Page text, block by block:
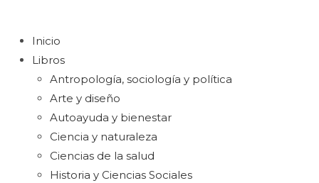
Inicio
Libros
Antropología, sociología y política
Arte y diseño
Autoayuda y bienestar
Ciencia y naturaleza
Ciencias de la salud
Historia y Ciencias Sociales